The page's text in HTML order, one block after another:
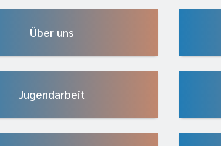
Über uns
Jugendarbeit